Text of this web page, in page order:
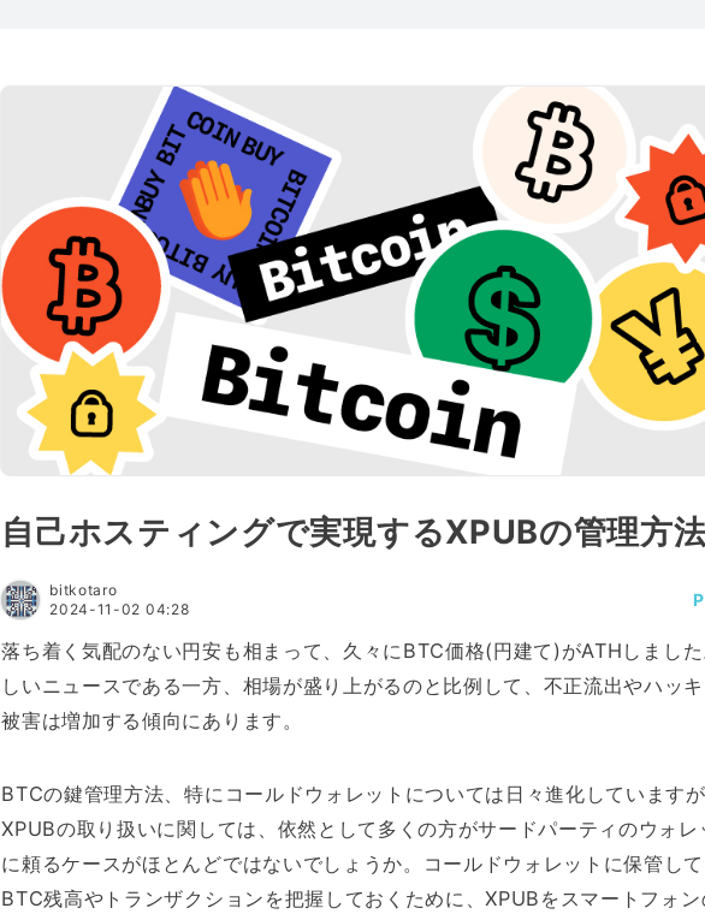
自己ホスティングで実現するXPUBの管理方
bitkotaro
2024-11-02 04:28
落ち着く気配のない円安も相まって、久々にBTC価格(円建て)がATHしまし
しいニュースである一方、相場が盛り上がるのと比例して、不正流出やハッ
被害は増加する傾向にあります。
BTCの鍵管理方法、特にコールドウォレットについては日々進化しています
XPUBの取り扱いに関しては、依然として多くの方がサードパーティのウォレ
に頼るケースがほとんどではないでしょうか。コールドウォレットに保管し
BTC残高やトランザクションを把握しておくために、XPUBをスマートフォ